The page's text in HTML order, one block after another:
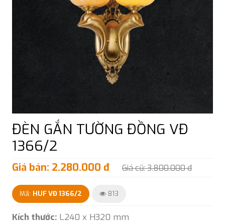
ĐÈN GẮN TƯỜNG ĐỒNG VĐ
1366/2
Giá bán: 2.280.000 đ Giá cũ: 3.800.000 đ
Mã: HUF VĐ 1366/2 813
Kích thước: L240 x H320 mm